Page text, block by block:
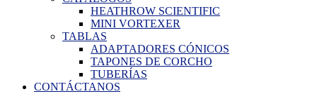
HEATHROW SCIENTIFIC
MINI VORTEXER
TABLAS
ADAPTADORES CÓNICOS
TAPONES DE CORCHO
TUBERÍAS
CONTÁCTANOS